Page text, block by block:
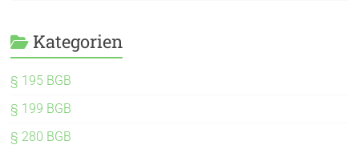
Kategorien
§ 195 BGB
§ 199 BGB
§ 280 BGB